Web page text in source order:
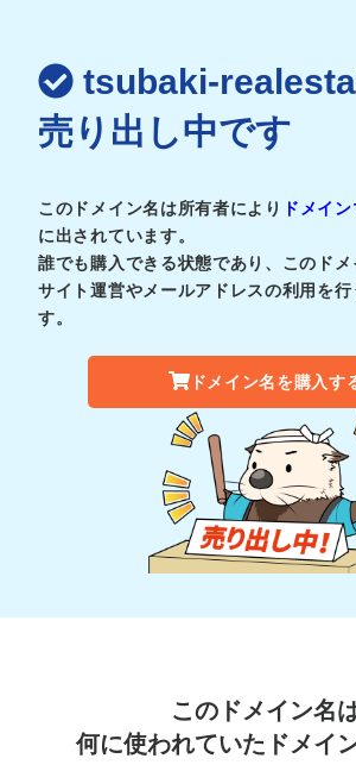
tsubaki-
売り出し中です
このドメイン名は所有者により ドメイ
に出されています。
誰でも購入できる状態であり、このド
サイト運営やメールアドレスの利用を行
す。
ドメイン名を購入す
このドメイン名
何に使われていたドメイ